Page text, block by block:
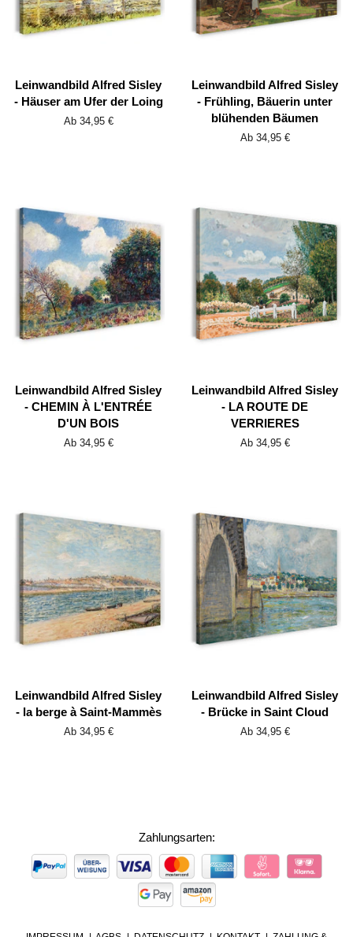
Leinwandbild Alfred Sisley
- Häuser am Ufer der Loing
Ab 34,95 €
Leinwandbild Alfred Sisley
- Frühling, Bäuerin unter
blühenden Bäumen
Ab 34,95 €
Leinwandbild Alfred Sisley
- CHEMIN À L'ENTRÉE
D'UN BOIS
Ab 34,95 €
Leinwandbild Alfred Sisley
- LA ROUTE DE
VERRIERES
Ab 34,95 €
Leinwandbild Alfred Sisley
- la berge à Saint-Mammès
Ab 34,95 €
Leinwandbild Alfred Sisley
- Brücke in Saint Cloud
Ab 34,95 €
Zahlungsarten:
ZAHLUNGSARTEN